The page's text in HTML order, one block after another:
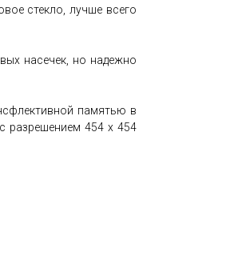
стекло, лучше всего
насечек, но надежно
памятью в
разрешением 454 x 454